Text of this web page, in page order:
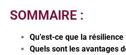
SOMMAIRE :
Qu’est-ce que la résilience
Quels sont les avantages